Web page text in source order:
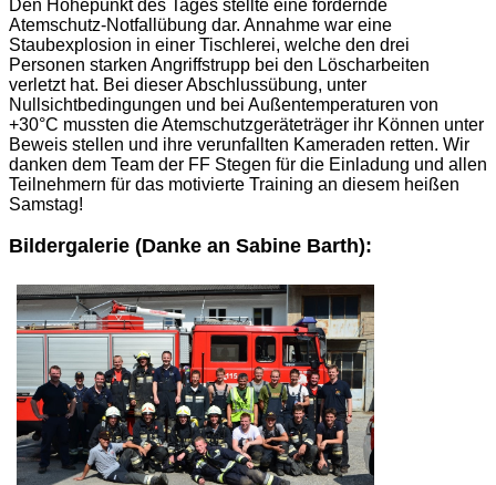
Den Höhepunkt des Tages stellte eine fordernde
Atemschutz-Notfallübung dar. Annahme war eine
Staubexplosion in einer Tischlerei, welche den drei
Personen starken Angriffstrupp bei den Löscharbeiten
verletzt hat. Bei dieser Abschlussübung, unter
Nullsichtbedingungen und bei Außentemperaturen von
+30°C mussten die Atemschutzgeräteträger ihr Können unter
Beweis stellen und ihre verunfallten Kameraden retten. Wir
danken dem Team der FF Stegen für die Einladung und allen
Teilnehmern für das motivierte Training an diesem heißen
Samstag!
Bildergalerie (Danke an Sabine Barth):